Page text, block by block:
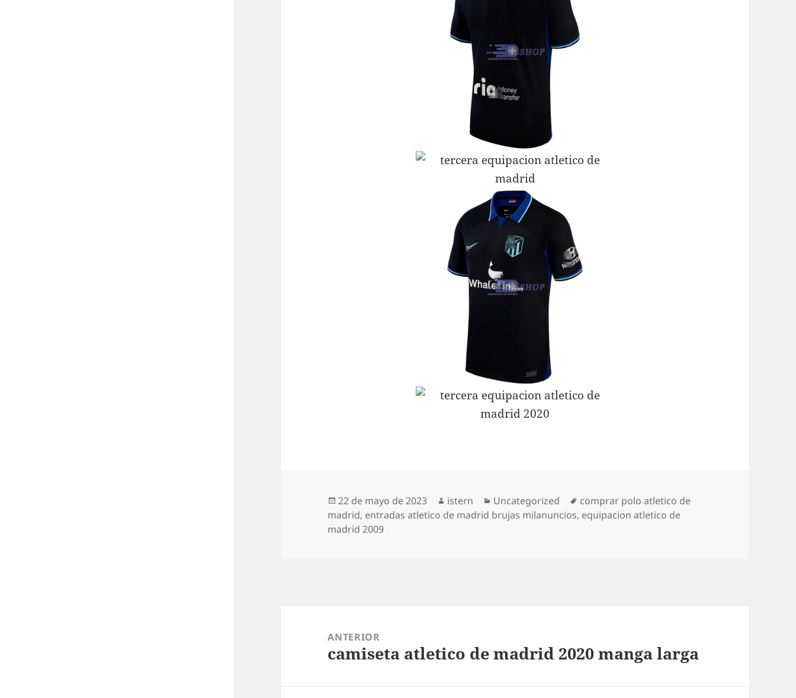
Publicado
el
22 de mayo de 2023 Autor
istern Categorías
Uncategorized Etiquetas
comprar polo atletico de
madrid, entradas atletico de madrid brujas milanuncios, equipacion atletico de
madrid 2009
entradas
ANTERIOR
Entrada
camiseta atletico de madrid 2020 manga larga